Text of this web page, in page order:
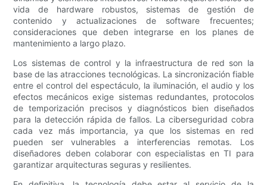
vida de hardware robustos, sistemas de gestión de
contenido y actualizaciones de software frecuentes;
consideraciones que deben integrarse en los planes de
mantenimiento a largo plazo.
Los sistemas de control y la infraestructura de red son la
base de las atracciones tecnológicas. La sincronización fiable
entre el control del espectáculo, la iluminación, el audio y los
efectos mecánicos exige sistemas redundantes, protocolos
de temporización precisos y diagnósticos bien diseñados
para la detección rápida de fallos. La ciberseguridad cobra
cada vez más importancia, ya que los sistemas en red
pueden ser vulnerables a interferencias remotas. Los
diseñadores deben colaborar con especialistas en TI para
garantizar arquitecturas seguras y resilientes.